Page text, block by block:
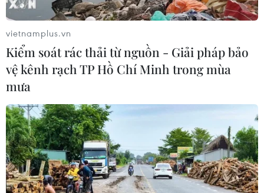
Hàn Quốc đình chỉ Cục trưởng Tác chiến
vì cáo buộc điều UAV sang Triều Tiên
14/08/2025 03:22
Viện dẫn cuộc điều tra đang được nhóm công tố viên
vietnamplus.vn
Kiểm soát rác thải từ nguồn - Giải pháp bảo
vệ kênh rạch TP Hồ Chí Minh trong mùa
mưa